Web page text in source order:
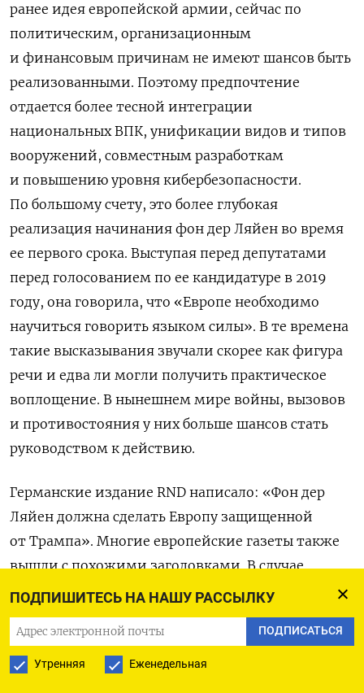
ПОДПИШИТЕСЬ НА НАШУ РАССЫЛКУ
ПОДПИСАТЬСЯ
Утренняя Еженедельная
ранее идея европейской армии, сейчас по
политическим, организационным
и финансовым причинам не имеют шансов быть
реализованными. Поэтому предпочтение
отдается более тесной интеграции
национальных ВПК, унификации видов и типов
вооружений, совместным разработкам
и повышению уровня кибербезопасности.
По большому счету, это более глубокая
реализация начинания фон дер Ляйен во время
ее первого срока. Выступая перед депутатами
перед голосованием по ее кандидатуре в 2019
году, она говорила, что «Европе необходимо
научиться говорить языком силы». В те времена
такие высказывания звучали скорее как фигура
речи и едва ли могли получить практическое
воплощение. В нынешнем мире войны, вызовов
и противостояния у них больше шансов стать
руководством к действию.
Германские издание RND написало: «Фон дер
Ляйен должна сделать Европу защищенной
от Трампа». Многие европейские газеты также
вышли с похожими заголовками. В случае
избрания Дональда Трампа президентом США,
да еще и в паре с вице-президентом Джей Ди
Вэнсом новая модель отношений с Вашингтоном
станет для Брюсселя внешнеполитическим